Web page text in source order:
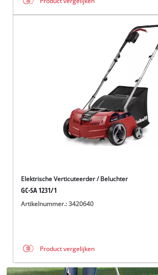
Elektrische Verticuteerder / Beluchter
GC-SA 1231/1
Artikelnummer.: 3420640
Product vergelijken